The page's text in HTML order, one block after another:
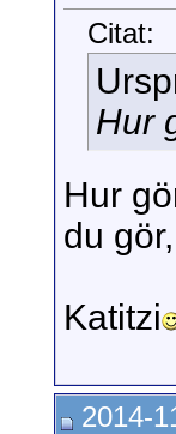
Citat:
Hur
Hur
du
Katitzi
2014-